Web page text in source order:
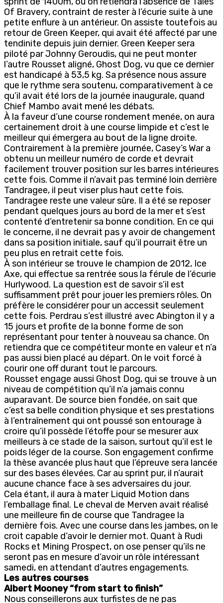
Of Bravery, contraint de rester à l’écurie suite à une
petite enflure à un antérieur. On assiste toutefois au
retour de Green Keeper, qui avait été affecté par une
tendinite depuis juin dernier. Green Keeper sera
piloté par Johnny Geroudis, qui ne peut monter
l’autre Rousset aligné, Ghost Dog, vu que ce dernier
est handicapé à 53,5 kg. Sa présence nous assure
que le rythme sera soutenu, comparativement à ce
qu’il avait été lors de la journée inaugurale, quand
Chief Mambo avait mené les débats.
À la faveur d’une course rondement menée, on aura
certainement droit à une course limpide et c’est le
meilleur qui émergera au bout de la ligne droite.
Contrairement à la première journée, Casey’s War a
obtenu un meilleur numéro de corde et devrait
facilement trouver position sur les barres intérieures
cette fois. Comme il n’avait pas terminé loin derrière
Tandragee, il peut viser plus haut cette fois.
Tandragee reste une valeur sûre. Il a été se reposer
pendant quelques jours au bord de la mer et s’est
contenté d’entretenir sa bonne condition. En ce qui
le concerne, il ne devrait pas y avoir de changement
dans sa position initiale, sauf qu’il pourrait être un
peu plus en retrait cette fois.
À son intérieur se trouve le champion de 2012, Ice
Axe, qui effectue sa rentrée sous la férule de l’écurie
Hurlywood. La question est de savoir s’il est
suffisamment prêt pour jouer les premiers rôles. On
préfère le considérer pour un accessit seulement
cette fois. Perdrau s’est illustré avec Abington il y a
15 jours et profite de la bonne forme de son
représentant pour tenter à nouveau sa chance. On
retiendra que ce compétiteur monte en valeur et n’a
pas aussi bien placé au départ. On le voit forcé à
courir one off durant tout le parcours.
Rousset engage aussi Ghost Dog, qui se trouve à un
niveau de compétition qu’il n’a jamais connu
auparavant. De source bien fondée, on sait que
c’est sa belle condition physique et ses prestations
à l’entraînement qui ont poussé son entourage à
croire qu’il possède l’étoffe pour se mesurer aux
meilleurs à ce stade de la saison, surtout qu’il est le
poids léger de la course. Son engagement confirme
la thèse avancée plus haut que l’épreuve sera lancée
sur des bases élevées. Car au sprint pur, il n’aurait
aucune chance face à ses adversaires du jour.
Cela étant, il aura à mater Liquid Motion dans
l’emballage final. Le cheval de Merven avait réalisé
une meilleure fin de course que Tandragee la
dernière fois. Avec une course dans les jambes, on le
croit capable d’avoir le dernier mot. Quant à Rudi
Rocks et Mining Prospect, on ose penser qu’ils ne
seront pas en mesure d’avoir un rôle intéressant
samedi, en attendant d’autres engagements.
Les autres courses
Albert Mooney “from start to finish”
Nous conseillerons aux turfistes de ne pas